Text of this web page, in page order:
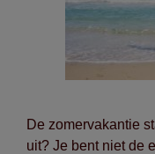
De zomervakantie
uit? Je bent niet de